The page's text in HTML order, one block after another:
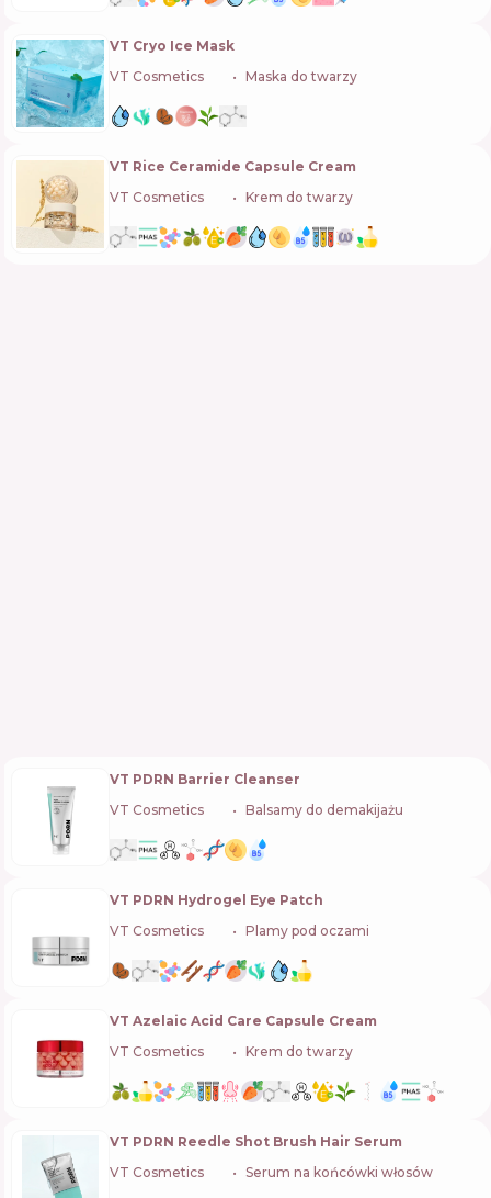
VT Cryo Ice Mask
VT Cosmetics
Maska do twarzy
VT Rice Ceramide Capsule Cream
VT Cosmetics
Krem do twarzy
VT PDRN Barrier Cleanser
VT Cosmetics
Balsamy do demakijażu
VT PDRN Hydrogel Eye Patch
VT Cosmetics
Plamy pod oczami
VT Azelaic Acid Care Capsule Cream
VT Cosmetics
Krem do twarzy
VT PDRN Reedle Shot Brush Hair Serum
VT Cosmetics
Serum na końcówki włosów